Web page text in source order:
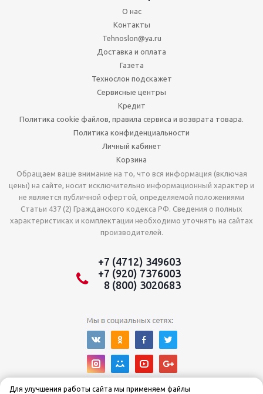
О нас
Контакты
Tehnoslon@ya.ru
Доставка и оплата
Газета
Технослон подскажет
Сервисные центры
Кредит
Политика cookie файлов, правила сервиса и возврата товара.
Политика конфиденциальности
Личный кабинет
Корзина
Обращаем ваше внимание на то, что вся информация (включая
цены) на сайте, носит исключительно информационный характер и
не является публичной офертой, определяемой положениями
Статьи 437 (2) Гражданского кодекса РФ. Сведения о полных
характеристиках и комплектации необходимо уточнять на сайтах
производителей.
+7 (4712) 349603
+7 (920) 7376003
8 (800) 3020683
Для улучшения работы сайта мы применяем файлы